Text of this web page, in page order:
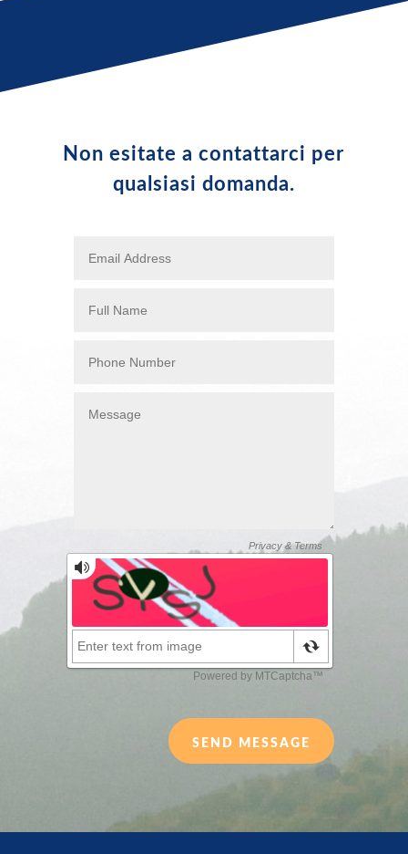
Non esitate a contattarci per
qualsiasi domanda.
SEND MESSAGE